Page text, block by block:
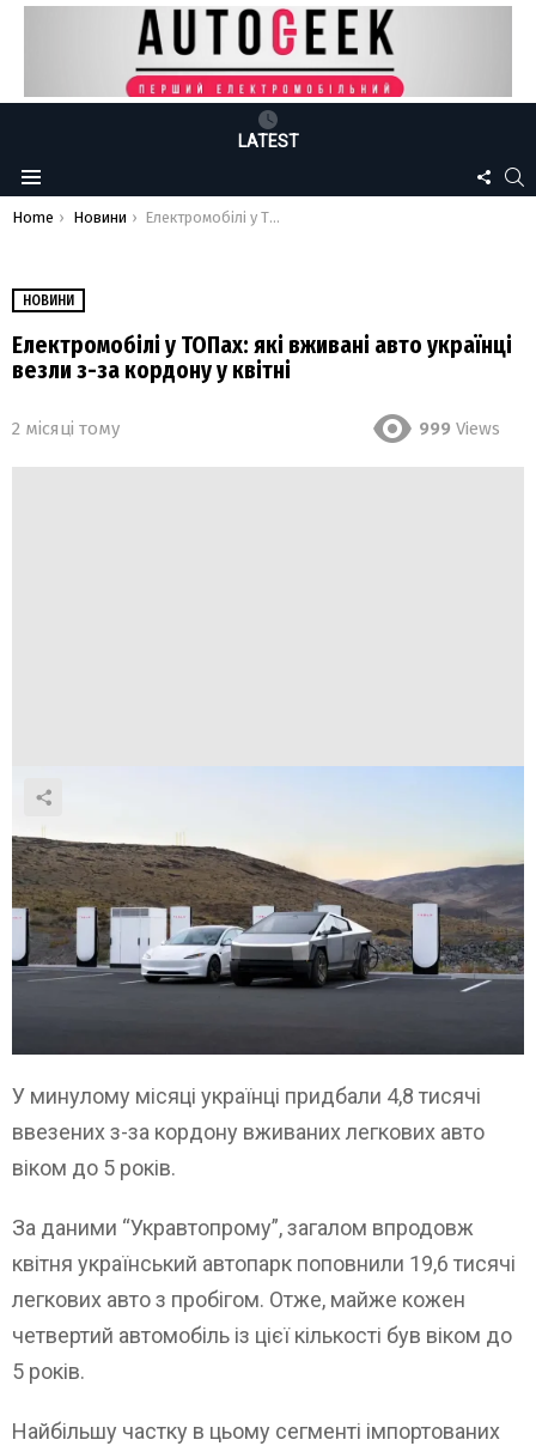
LATEST
Menu
US
You are here:
Home Новини Електромобілі у ТОПах: які вживані авто українці везли з-за кордону у квітні
НОВИНИ
Електромобілі у ТОПах: які вживані авто українці
везли з-за кордону у квітні
2 місяці тому 999 Views
У минулому місяці українці придбали 4,8 тисячі
ввезених з-за кордону вживаних легкових авто
віком до 5 років.
За даними “Укравтопрому”, загалом впродовж
квітня український автопарк поповнили 19,6 тисячі
легкових авто з пробігом. Отже, майже кожен
четвертий автомобіль із цієї кількості був віком до
5 років.
Найбільшу частку в цьому сегменті імпортованих